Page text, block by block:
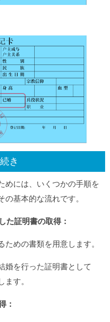
き
めには、いくつかの手順を
の基本的な流れです。
た証明書の取得：
ための書類を用意します。
婚を行った証明書として
ます。
：